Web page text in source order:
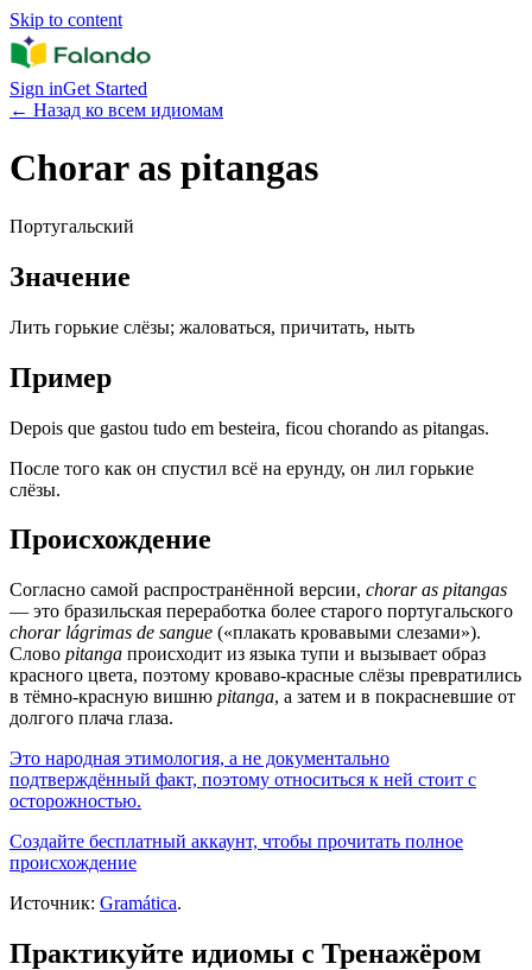
Skip to content
Sign inGet Started
← Назад ко всем идиомам
Chorar as pitangas
Португальский
Значение
Лить горькие слёзы; жаловаться, причитать, ныть
Пример
Depois que gastou tudo em besteira, ficou chorando as pitangas.
После того как он спустил всё на ерунду, он лил горькие
слёзы.
Происхождение
Согласно самой распространённой версии, chorar as pitangas
— это бразильская переработка более старого португальского
chorar lágrimas de sangue («плакать кровавыми слезами»).
Слово pitanga происходит из языка тупи и вызывает образ
красного цвета, поэтому кроваво-красные слёзы превратились
в тёмно-красную вишню pitanga, а затем и в покрасневшие от
долгого плача глаза.
Это народная этимология, а не документально
подтверждённый факт, поэтому относиться к ней стоит с
осторожностью.
Создайте бесплатный аккаунт, чтобы прочитать полное
происхождение
Источник: Gramática.
Практикуйте идиомы с Тренажёром